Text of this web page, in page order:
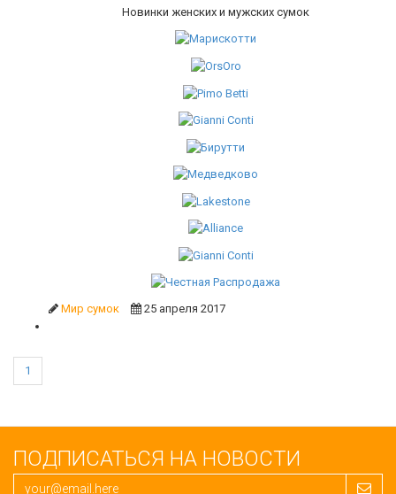
Новинки женских и мужских сумок
Мир сумок 25 апреля 2017
1
ПОДПИСАТЬСЯ НА НОВОСТИ